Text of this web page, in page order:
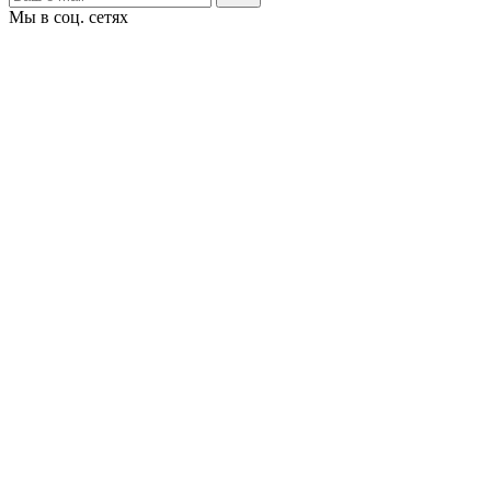
Мы в соц. сетях